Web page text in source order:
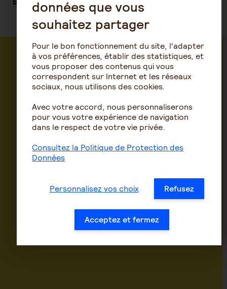
données que vous
souhaitez partager
Pour le bon fonctionnement du site, l'adapter
à vos préférences, établir des statistiques, et
vous proposer des contenus qui vous
correspondent sur Internet et les réseaux
sociaux, nous utilisons des cookies.
Avec votre accord, nous personnaliserons
pour vous votre expérience de navigation
dans le respect de votre vie privée.
Consultez la Politique de Protection des
Données
Personnalisez vos choix Refusez
Acceptez et fermez